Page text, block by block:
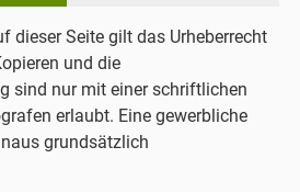
dieser Seite gilt das Urheberrecht
und die
sind nur mit einer schriftlichen
erlaubt. Eine gewerbliche
grundsätzlich